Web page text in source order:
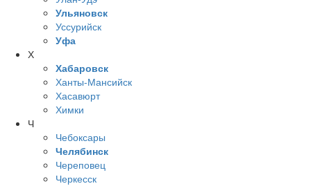
Ульяновск
Уссурийск
Уфа
Х
Хабаровск
Ханты-Мансийск
Хасавюрт
Химки
Ч
Чебоксары
Челябинск
Череповец
Черкесск